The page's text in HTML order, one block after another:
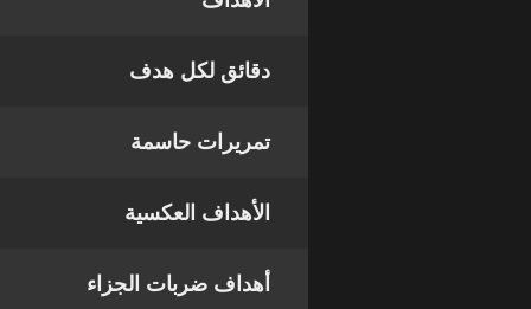
دقائق لكل هدف
تمريرات حاسمة
الأهداف العكسية
أهداف ضربات الجزاء